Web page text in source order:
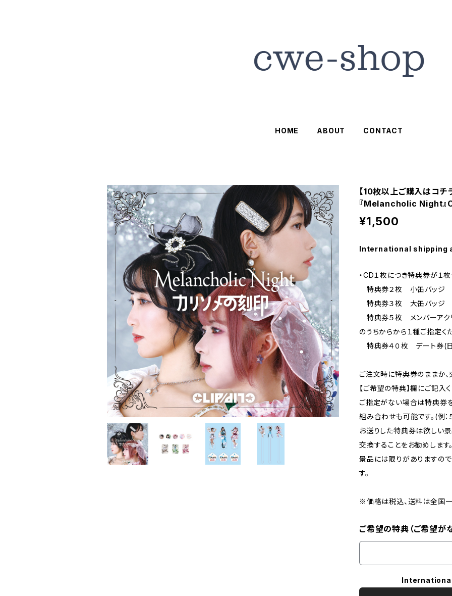
HOME ABOUT CONTACT
【10枚以上ご購入はコ
『Melancholic Night』
¥1,500
International shipping
・CD１枚につき特典券が１枚
特典券２枚 小缶バッジ
特典券３枚 大缶バッジ
特典券５枚 メンバーアク
のうちからから１種ご指定く
特典券４０枚 デート券(
ご注文時に特典券のままか
【ご希望の特典】欄にご記入
ご指定がない場合は特典券
組み合わせも可能です。(例
お送りした特典券は欲しい
交換することをお勧めします
景品には限りがありますの
す。
※価格は税込、送料は全国一
ご希望の特典（ご希望が